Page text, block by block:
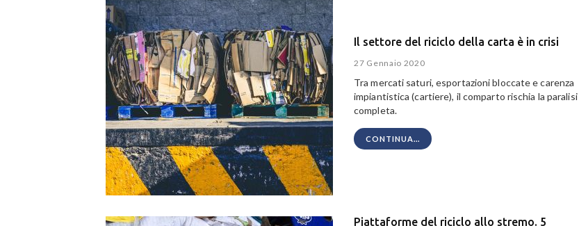
Il settore del riciclo della carta è in crisi
27 Gennaio 2020
Tra mercati saturi, esportazioni bloccate e carenza
impiantistica (cartiere), il comparto rischia la paralisi
completa.
CONTINUA...
Piattaforme del riciclo allo stremo. 5